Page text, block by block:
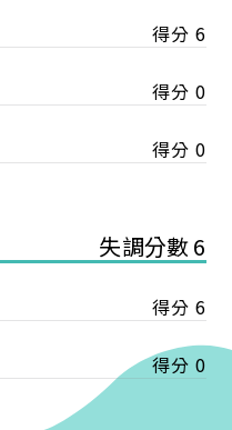
得分 6
得分 0
得分 0
失調分數 6
得分 6
得分 0
，繳費資訊如下
入會時繳納；常年會
康培訓暨發展協會
路分行